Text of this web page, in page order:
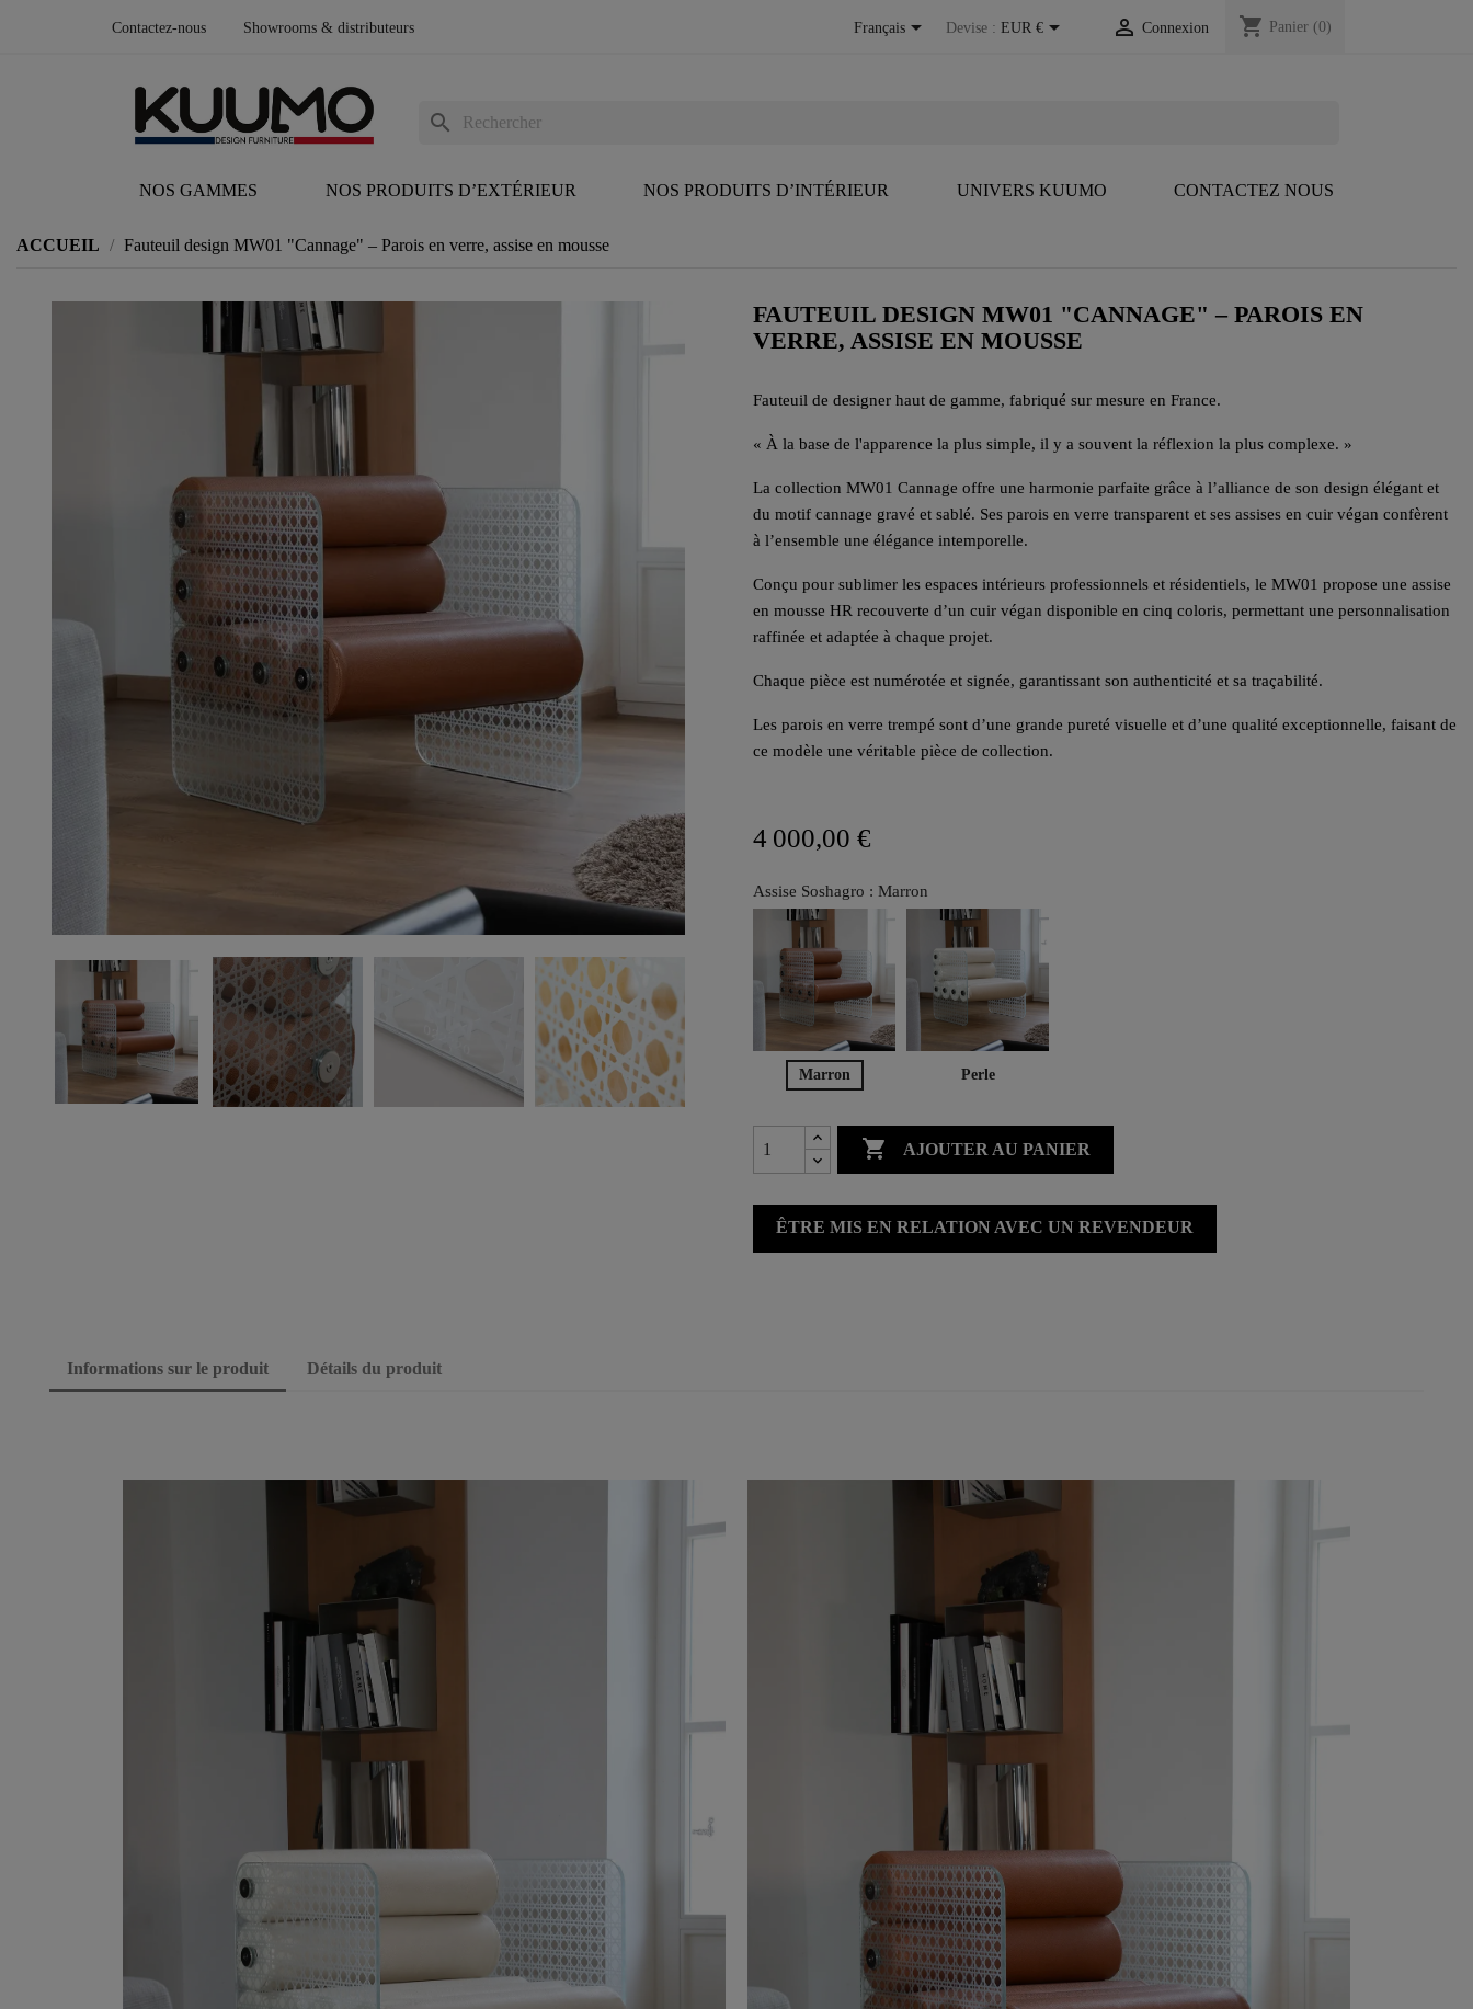
Contactez-nous Showrooms & distributeurs Français Devise : EUR €  Connexion shopping_cart Panier (0)
NOS GAMMES NOS PRODUITS D’EXTÉRIEUR NOS PRODUITS D’INTÉRIEUR UNIVERS KUUMO CONTACTEZ NOUS
search
ACCUEIL Fauteuil design MW01 "Cannage" – Parois en verre, assise en mousse
FAUTEUIL DESIGN MW01 "CANNAGE" – PAROIS EN
VERRE, ASSISE EN MOUSSE
Fauteuil de designer haut de gamme, fabriqué sur mesure en France.
« À la base de l'apparence la plus simple, il y a souvent la réflexion la plus complexe. »
La collection MW01 Cannage offre une harmonie parfaite grâce à l’alliance de son design élégant et
du motif cannage gravé et sablé. Ses parois en verre transparent et ses assises en cuir végan confèrent
à l’ensemble une élégance intemporelle.
Conçu pour sublimer les espaces intérieurs professionnels et résidentiels, le MW01 propose une assise
en mousse HR recouverte d’un cuir végan disponible en cinq coloris, permettant une personnalisation
raffinée et adaptée à chaque projet.
Chaque pièce est numérotée et signée, garantissant son authenticité et sa traçabilité.
Les parois en verre trempé sont d’une grande pureté visuelle et d’une qualité exceptionnelle, faisant de
ce modèle une véritable pièce de collection.
4 000,00 €
Assise Soshagro : Marron
Marron Perle
 AJOUTER AU PANIER
ÊTRE MIS EN RELATION AVEC UN REVENDEUR
Informations sur le produit Détails du produit